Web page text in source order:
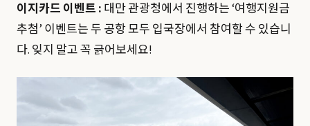
이지카드 이벤트 : 대만 관광청에서 진행하는 ‘여행지원금
추첨’ 이벤트는 두 공항 모두 입국장에서 참여할 수 있습니
다. 잊지 말고 꼭 긁어보세요!